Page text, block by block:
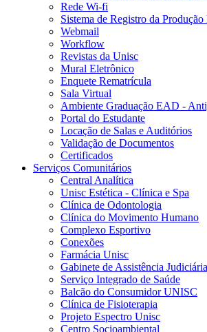
Rede Wi-fi
Sistema de Registro da
Webmail
Workflow
Revistas da Unisc
Mural Eletrônico
Enquete Rematrícula
Sala Virtual
Ambiente Graduação EAD -
Portal do Estudante
Locação de Salas e Auditórios
Validação de Documentos
Certificados
Serviços Comunitários
Central Analítica
Unisc Estética - Clínica e Spa
Clínica de Odontologia
Clínica do Movimento Humano
Complexo Esportivo
Conexões
Farmácia Unisc
Gabinete de Assistência Judiciária
Serviço Integrado de Saúde
Balcão do Consumidor UNISC
Clínica de Fisioterapia
Projeto Espectro Unisc
Centro Socioambiental